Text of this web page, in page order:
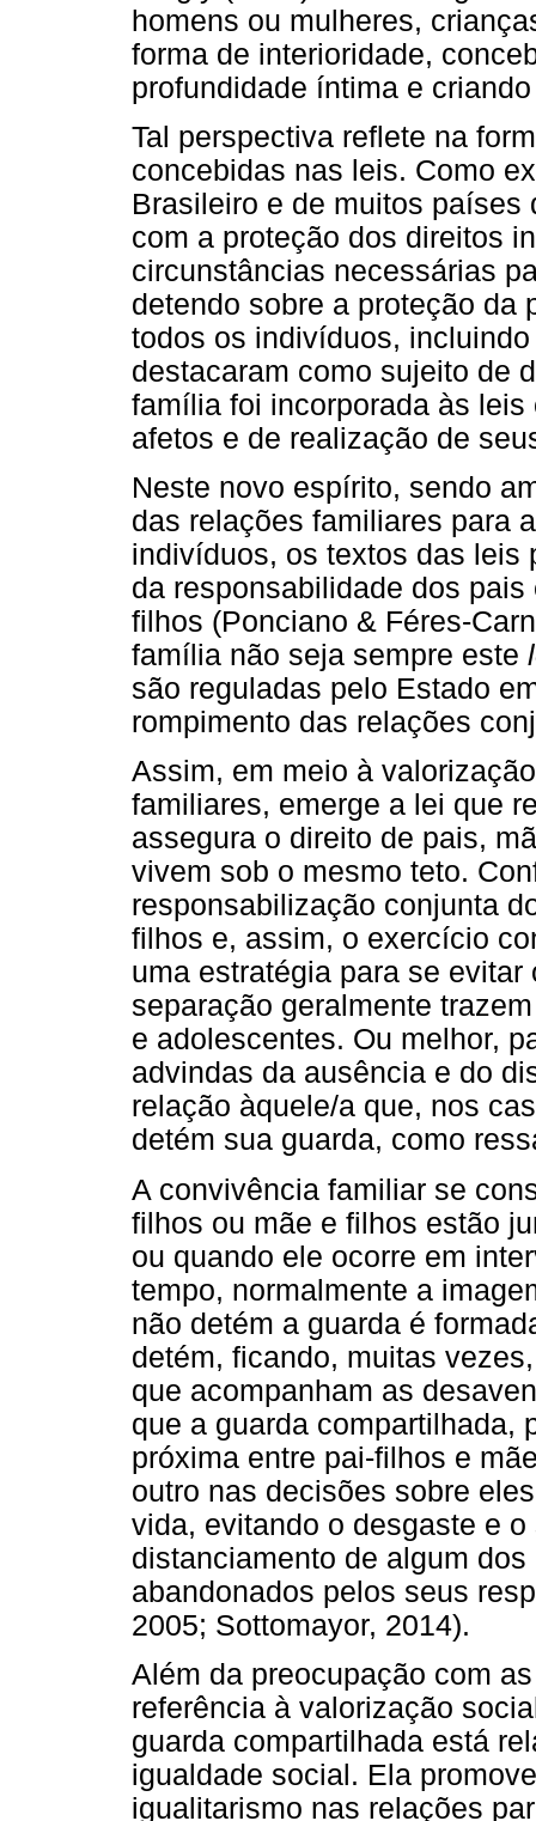
homens ou mulheres,
forma de interioridade,
profundidade íntima e
Tal perspectiva reflete na
concebidas nas leis. Como
Brasileiro e de muitos
com a proteção dos direitos
circunstâncias necessárias
detendo sobre a proteção da
todos os indivíduos,
destacaram como sujeito de
família foi incorporada às
afetos e de realização de
Neste novo espírito, sendo
das relações familiares para
indivíduos, os textos das leis
da responsabilidade dos
filhos (Ponciano & Féres-
família não seja sempre este
são reguladas pelo Estado
rompimento das relações
Assim, em meio à
familiares, emerge a lei que
assegura o direito de pais,
vivem sob o mesmo teto.
responsabilização conjunta
filhos e, assim, o exercício
uma estratégia para se
separação geralmente
e adolescentes. Ou melhor,
advindas da ausência e do
relação àquele/a que, nos
detém sua guarda, como
A convivência familiar se
filhos ou mãe e filhos estão
ou quando ele ocorre em
tempo, normalmente a
não detém a guarda é
detém, ficando, muitas
que acompanham as
que a guarda compartilhada,
próxima entre pai-filhos e
outro nas decisões sobre
vida, evitando o desgaste e
distanciamento de algum
abandonados pelos seus
2005; Sottomayor, 2014).
Além da preocupação com
referência à valorização
guarda compartilhada está
igualdade social. Ela
igualitarismo nas relações